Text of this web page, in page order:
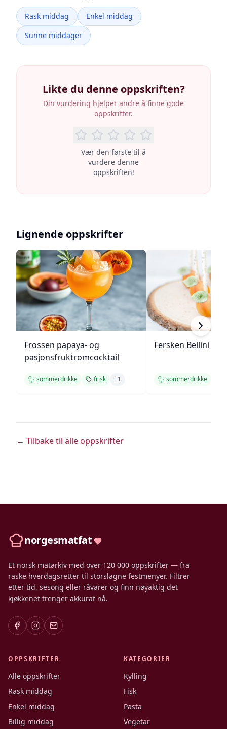
Rask middag
Enkel middag
Sunne middager
Likte du denne oppskriften?
Din vurdering hjelper andre å finne gode
oppskrifter.
Vær den første til å
vurdere denne
oppskriften!
Lignende oppskrifter
Frossen papaya- og
pasjonsfruktromcocktail
sommerdrikke frisk +1
Fersken Bellini
sommerdrikke
← Tilbake til alle oppskrifter
norgesmatfat
Et norsk matarkiv med over 120 000 oppskrifter — fra
raske hverdagsretter til storslagne festmenyer. Filtrer
etter tid, sesong eller råvarer og finn nøyaktig det
kjøkkenet trenger akkurat nå.
OPPSKRIFTER
Alle oppskrifter
Rask middag
Enkel middag
Billig middag
KATEGORIER
Kylling
Fisk
Pasta
Vegetar